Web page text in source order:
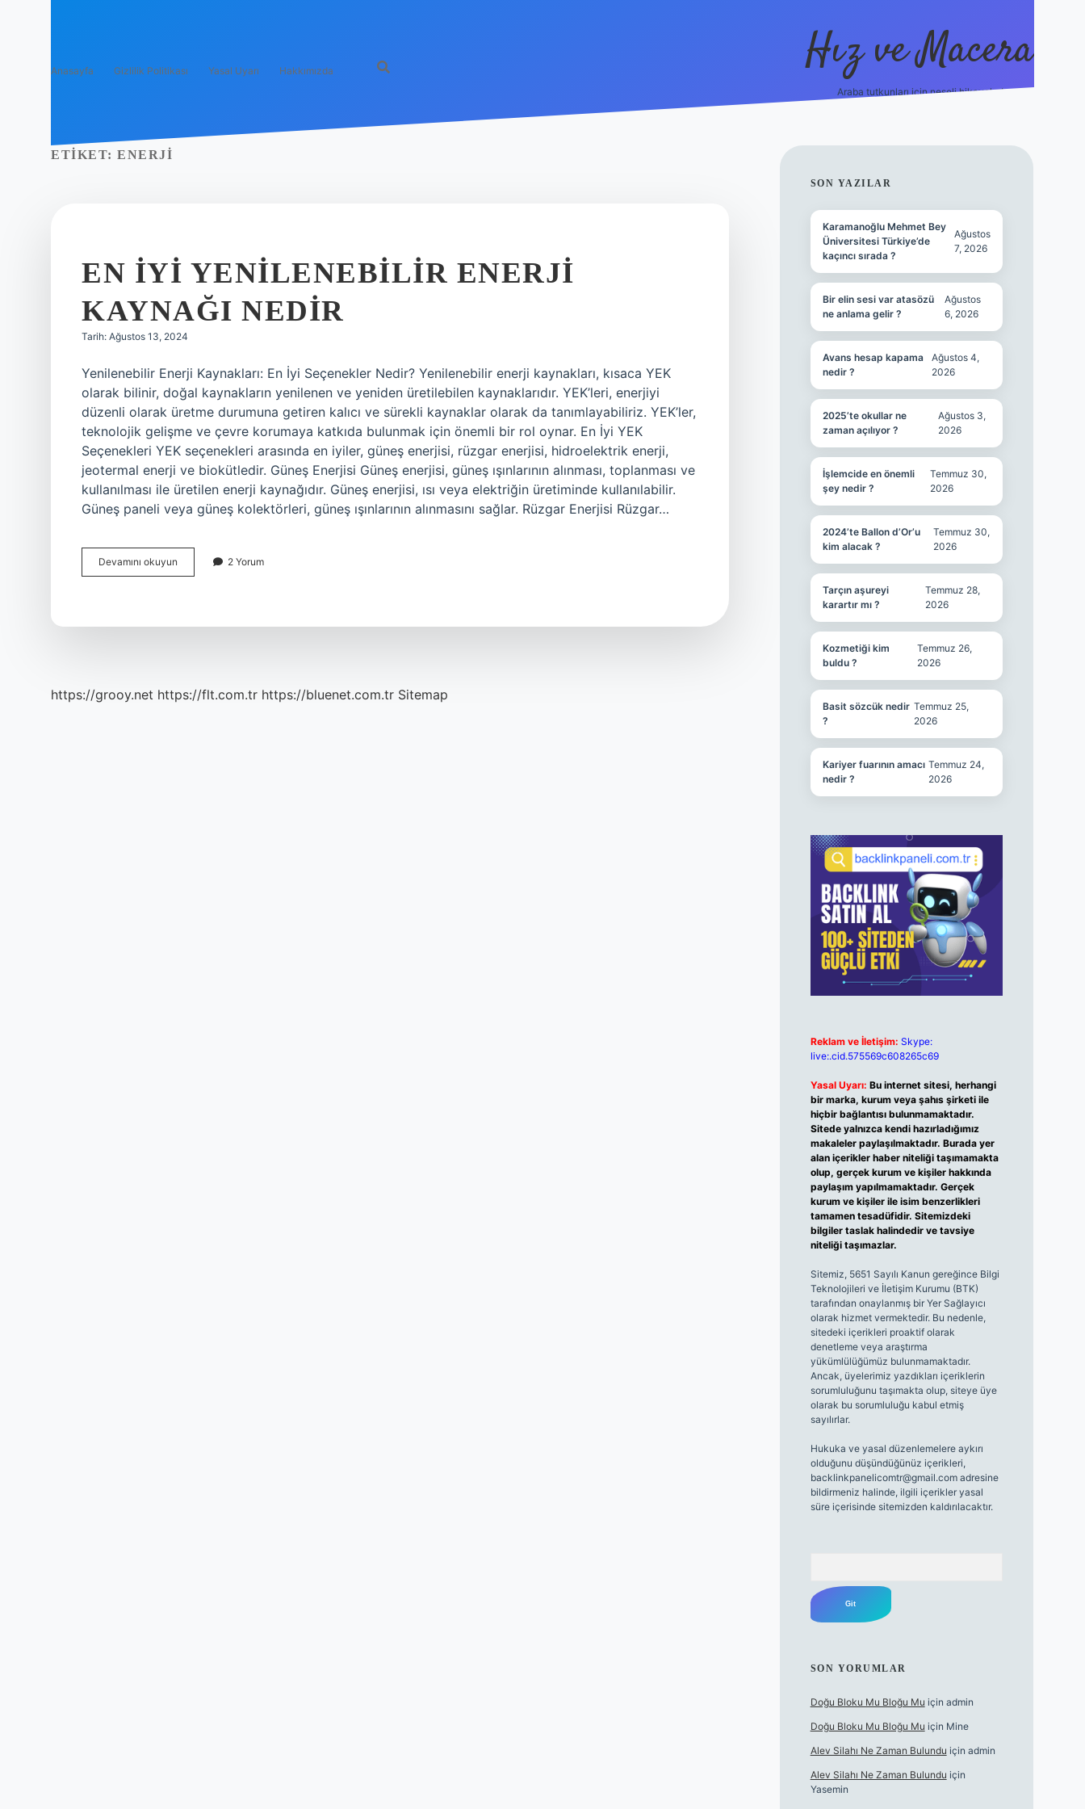
Anasayfa Gizlilik Politikası Yasal Uyarı Hakkımızda Hız ve Macera
Araba tutkunları için neşeli hikayeler!
ETIKET: ENERJI
EN IYI YENILENEBILIR ENERJI
KAYNAĞI NEDIR
Tarih: Ağustos 13, 2024
Yenilenebilir Enerji Kaynakları: En İyi Seçenekler Nedir? Yenilenebilir enerji kaynakları, kısaca YEK
olarak bilinir, doğal kaynakların yenilenen ve yeniden üretilebilen kaynaklarıdır. YEK’leri, enerjiyi
düzenli olarak üretme durumuna getiren kalıcı ve sürekli kaynaklar olarak da tanımlayabiliriz. YEK’ler,
teknolojik gelişme ve çevre korumaya katkıda bulunmak için önemli bir rol oynar. En İyi YEK
Seçenekleri YEK seçenekleri arasında en iyiler, güneş enerjisi, rüzgar enerjisi, hidroelektrik enerji,
jeotermal enerji ve biokütledir. Güneş Enerjisi Güneş enerjisi, güneş ışınlarının alınması, toplanması ve
kullanılması ile üretilen enerji kaynağıdır. Güneş enerjisi, ısı veya elektriğin üretiminde kullanılabilir.
Güneş paneli veya güneş kolektörleri, güneş ışınlarının alınmasını sağlar. Rüzgar Enerjisi Rüzgar…
Devamını okuyun
iyi
2 Yorum
https://grooy.net https://flt.com.tr https://bluenet.com.tr Sitemap
SIDEBAR
SON YAZILAR
Karamanoğlu Mehmet Bey
Üniversitesi Türkiye’de
kaçıncı sırada ?
Ağustos
7, 2026
Bir elin sesi var atasözü
ne anlama gelir ?
Ağustos
6, 2026
Avans hesap kapama
nedir ?
Ağustos 4,
2026
2025’te okullar ne
zaman açılıyor ?
Ağustos 3,
2026
İşlemcide en önemli
şey nedir ?
Temmuz 30,
2026
2024’te Ballon d’Or’u
kim alacak ?
Temmuz 30,
2026
Tarçın aşureyi
karartır mı ?
Temmuz 28,
2026
Kozmetiği kim
buldu ?
Temmuz 26,
2026
Basit sözcük nedir
?
Temmuz 25,
2026
Kariyer fuarının amacı
nedir ?
Temmuz 24,
2026
Reklam ve İletişim: Skype:
live:.cid.575569c608265c69
Yasal Uyarı: Bu internet sitesi, herhangi
bir marka, kurum veya şahıs şirketi ile
hiçbir bağlantısı bulunmamaktadır.
Sitede yalnızca kendi hazırladığımız
makaleler paylaşılmaktadır. Burada yer
alan içerikler haber niteliği taşımamakta
olup, gerçek kurum ve kişiler hakkında
paylaşım yapılmamaktadır. Gerçek
kurum ve kişiler ile isim benzerlikleri
tamamen tesadüfidir. Sitemizdeki
bilgiler taslak halindedir ve tavsiye
niteliği taşımazlar.
Sitemiz, 5651 Sayılı Kanun gereğince Bilgi
Teknolojileri ve İletişim Kurumu (BTK)
tarafından onaylanmış bir Yer Sağlayıcı
olarak hizmet vermektedir. Bu nedenle,
sitedeki içerikleri proaktif olarak
denetleme veya araştırma
yükümlülüğümüz bulunmamaktadır.
Ancak, üyelerimiz yazdıkları içeriklerin
sorumluluğunu taşımakta olup, siteye üye
olarak bu sorumluluğu kabul etmiş
sayılırlar.
Hukuka ve yasal düzenlemelere aykırı
olduğunu düşündüğünüz içerikleri,
backlinkpanelicomtr@gmail.comadresine
bildirmeniz halinde, ilgili içerikler yasal
süre içerisinde sitemizden kaldırılacaktır.
SON YORUMLAR
Doğu Bloku Mu Bloğu Mu için admin
Doğu Bloku Mu Bloğu Mu için Mine
Alev Silahı Ne Zaman Bulundu için admin
Alev Silahı Ne Zaman Bulundu için
Yasemin
tulipbet.online